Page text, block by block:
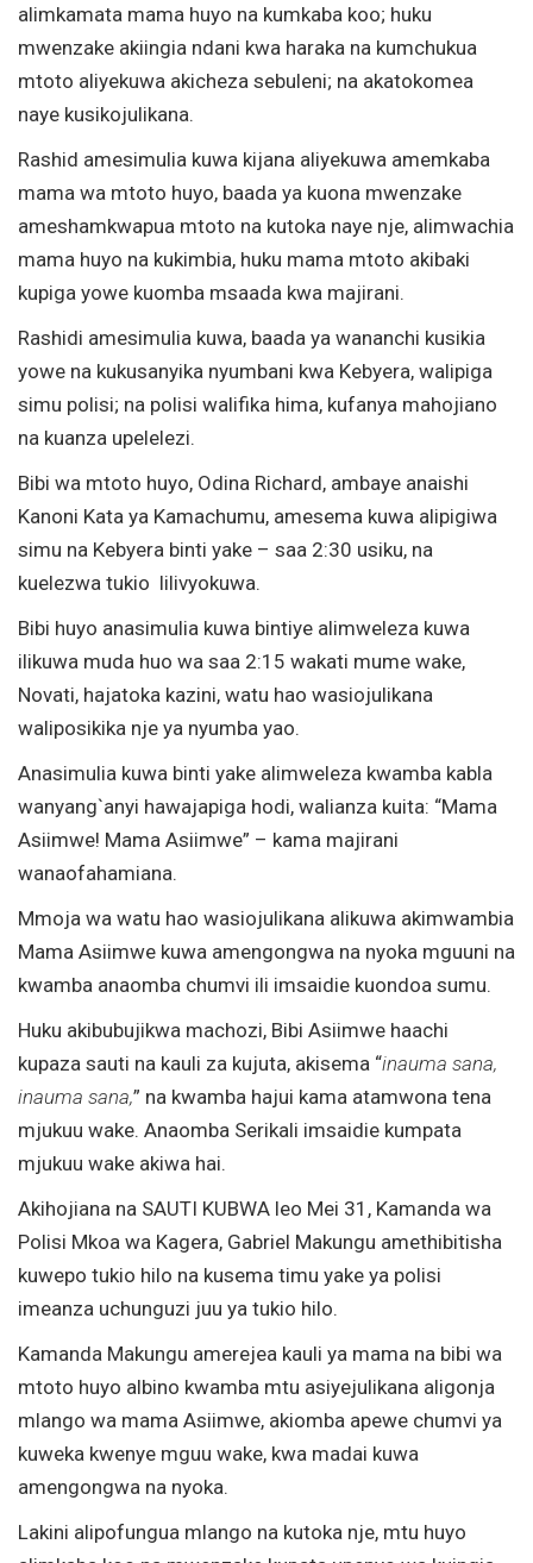
alimkamata mama huyo na kumkaba koo; huku
mwenzake akiingia ndani kwa haraka na kumchukua
mtoto aliyekuwa akicheza sebuleni; na akatokomea
naye kusikojulikana.
Rashid amesimulia kuwa kijana aliyekuwa amemkaba
mama wa mtoto huyo, baada ya kuona mwenzake
ameshamkwapua mtoto na kutoka naye nje, alimwachia
mama huyo na kukimbia, huku mama mtoto akibaki
kupiga yowe kuomba msaada kwa majirani.
Rashidi amesimulia kuwa, baada ya wananchi kusikia
yowe na kukusanyika nyumbani kwa Kebyera, walipiga
simu polisi; na polisi walifika hima, kufanya mahojiano
na kuanza upelelezi.
Bibi wa mtoto huyo, Odina Richard, ambaye anaishi
Kanoni Kata ya Kamachumu, amesema kuwa alipigiwa
simu na Kebyera binti yake – saa 2:30 usiku, na
kuelezwa tukio lilivyokuwa.
Bibi huyo anasimulia kuwa bintiye alimweleza kuwa
ilikuwa muda huo wa saa 2:15 wakati mume wake,
Novati, hajatoka kazini, watu hao wasiojulikana
waliposikika nje ya nyumba yao.
Anasimulia kuwa binti yake alimweleza kwamba kabla
wanyang`anyi hawajapiga hodi, walianza kuita: “Mama
Asiimwe! Mama Asiimwe” – kama majirani
wanaofahamiana.
Mmoja wa watu hao wasiojulikana alikuwa akimwambia
Mama Asiimwe kuwa amengongwa na nyoka mguuni na
kwamba anaomba chumvi ili imsaidie kuondoa sumu.
Huku akibubujikwa machozi, Bibi Asiimwe haachi
kupaza sauti na kauli za kujuta, akisema “inauma sana,
inauma sana,” na kwamba hajui kama atamwona tena
mjukuu wake. Anaomba Serikali imsaidie kumpata
mjukuu wake akiwa hai.
Akihojiana na SAUTI KUBWA leo Mei 31, Kamanda wa
Polisi Mkoa wa Kagera, Gabriel Makungu amethibitisha
kuwepo tukio hilo na kusema timu yake ya polisi
imeanza uchunguzi juu ya tukio hilo.
Kamanda Makungu amerejea kauli ya mama na bibi wa
mtoto huyo albino kwamba mtu asiyejulikana aligonja
mlango wa mama Asiimwe, akiomba apewe chumvi ya
kuweka kwenye mguu wake, kwa madai kuwa
amengongwa na nyoka.
Lakini alipofungua mlango na kutoka nje, mtu huyo